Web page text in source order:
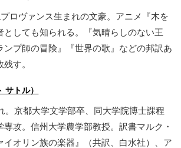
ロヴァンス生まれの文豪。アニメ『木を
としても知られる。『気晴らしのない王
ンプ師の冒険』『世界の歌』などの邦訳あ
す。
トル）
。京都大学文学部卒、同大学院博士課程
攻。信州大学農学部教授。訳書マルク・
イオリン族の楽器』（共訳、白水社）、ア